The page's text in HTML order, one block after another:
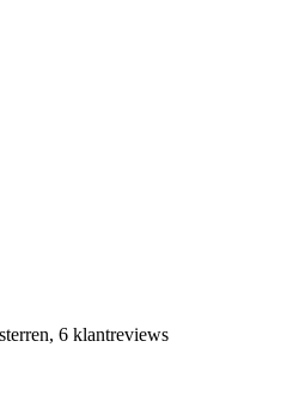
6 klantreviews